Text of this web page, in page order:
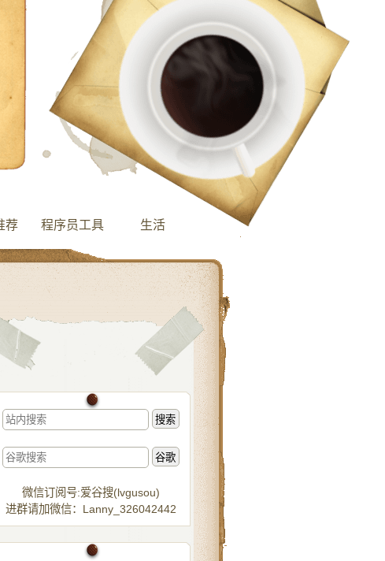
荐 程序员工具 生活
微信订阅号:爱谷搜(lvgusou)
进群请加微信：Lanny_326042442